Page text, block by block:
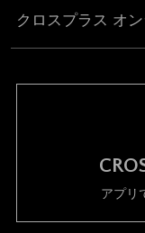
クロスプラス オ
アプリ